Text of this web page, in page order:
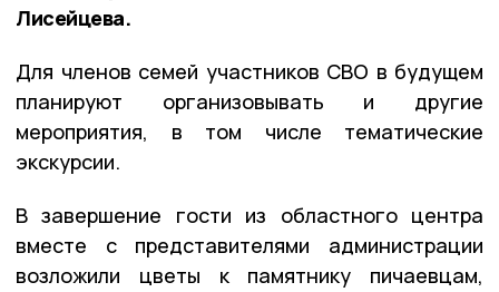
Лисейцева.
Для членов семей участников СВО в будущем
планируют организовывать и другие
мероприятия, в том числе тематические
экскурсии.
В завершение гости из областного центра
вместе с представителями администрации
возложили цветы к памятнику пичаевцам,